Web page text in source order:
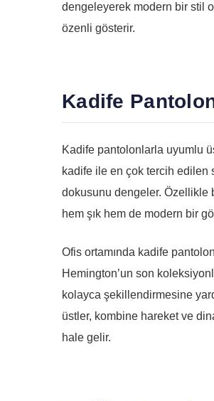
dengeleyerek modern bir stil
özenli gösterir.
Kadife
Kadife pantolonlarla uyumlu
kadife ile en çok tercih edilen
dokusunu dengeler. Özellikle
hem şık hem de modern bir
Ofis ortamında kadife
Hemington’un son
kolayca şekillendirmesine
üstler, kombine hareket ve
hale gelir.